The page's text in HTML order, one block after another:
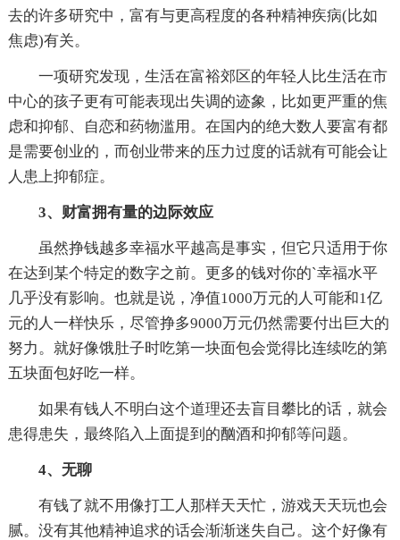
去的许多研究中，富有与更高程度的各种精神疾病(比如
焦虑)有关。
一项研究发现，生活在富裕郊区的年轻人比生活在市
中心的孩子更有可能表现出失调的迹象，比如更严重的焦
虑和抑郁、自恋和药物滥用。在国内的绝大数人要富有都
是需要创业的，而创业带来的压力过度的话就有可能会让
人患上抑郁症。
3、财富拥有量的边际效应
虽然挣钱越多幸福水平越高是事实，但它只适用于你
在达到某个特定的数字之前。更多的钱对你的`幸福水平
几乎没有影响。也就是说，净值1000万元的人可能和1亿
元的人一样快乐，尽管挣多9000万元仍然需要付出巨大的
努力。就好像饿肚子时吃第一块面包会觉得比连续吃的第
五块面包好吃一样。
如果有钱人不明白这个道理还去盲目攀比的话，就会
患得患失，最终陷入上面提到的酗酒和抑郁等问题。
4、无聊
有钱了就不用像打工人那样天天忙，游戏天天玩也会
腻。没有其他精神追求的话会渐渐迷失自己。这个好像有